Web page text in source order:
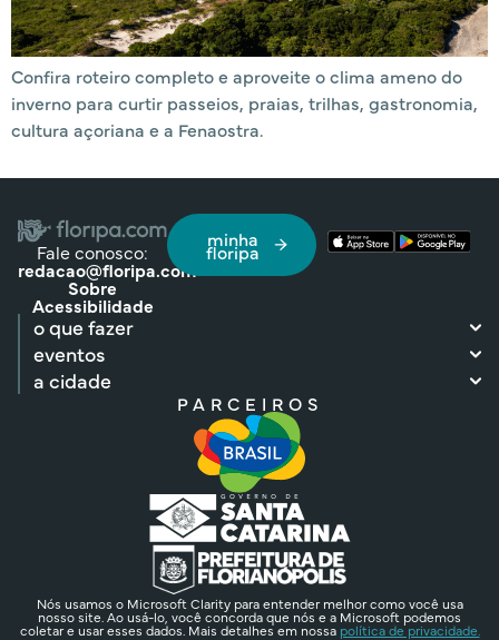
Confira roteiro completo e aproveite o clima ameno do
inverno para curtir passeios, praias, trilhas, gastronomia,
cultura açoriana e a Fenaostra.
Fale conosco:
redacao@floripa.com
Sobre
Acessibilidade
minha
floripa
o que fazer
eventos
a cidade
PARCEIROS
Nós usamos o Microsoft Clarity para entender melhor como você usa
nosso site. Ao usá-lo, você concorda que nós e a Microsoft podemos
coletar e usar esses dados. Mais detalhes em nossa política de privacidade.